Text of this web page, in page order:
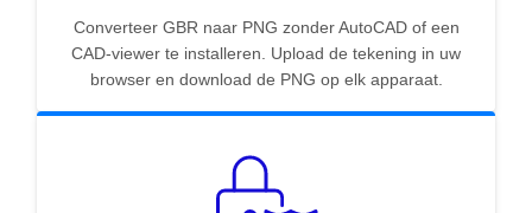
Converteer GBR naar PNG zonder AutoCAD of een
CAD-viewer te installeren. Upload de tekening in uw
browser en download de PNG op elk apparaat.